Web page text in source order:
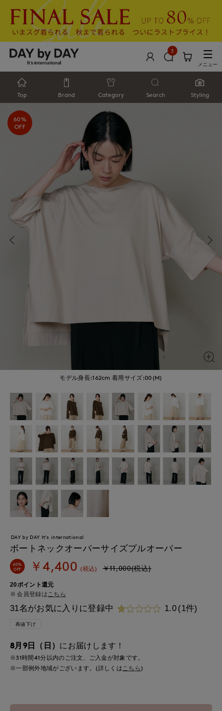
3
メニュー
Top Brand Category Search Styling
モデル身長:162cm 着用サイズ:00(M)
60%
OFF
DAY by DAY It's international
ボートネックオーバーサイズプルオーバー
60%
OFF
￥4,400 (税込) ￥11,000(税込)
20ポイント還元
会員登録は こちら
31名がお気に入りに登録中 1.0 (1件)
再値下げ
8月9日（日） にお届けします！
※31時間41分以内のご注文、ご入金が対象です。
※一部例外地域がございます。(詳しくはこちら )